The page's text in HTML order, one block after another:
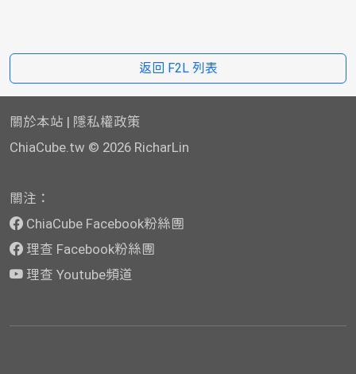
返回 F2L 列表
關於本站 | 隱私權政策
ChiaCube.tw © 2026 RicharLin
關注：
ChiaCube Facebook粉絲團
理查 Facebook粉絲團
理查 Youtube頻道